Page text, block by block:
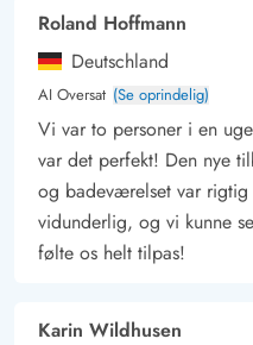
gør stedet idéelt til
strejfer gerne omkring i
sommerhusene.
Blåvand og Henne Strand
at se de omkringliggende
desuden fremragende
museumsoplevelser og
historiens vingesus eller
Roland Hoffmann
Deutschland
AI Oversat (Se oprindelig)
Vi var to personer i en
var det perfekt! Den nye
og badeværelset var
vidunderlig, og vi kunne
følte os helt tilpas!
Karin Wildhusen